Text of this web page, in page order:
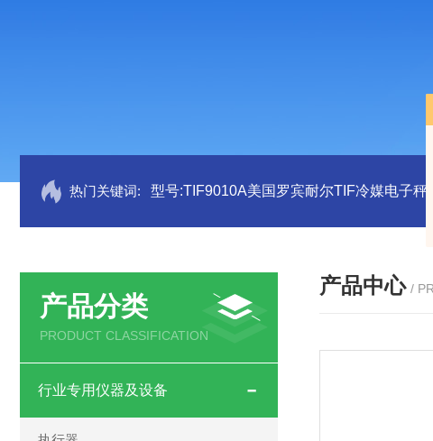
热门关键词: 型号:TIF9010A美国罗宾耐尔TIF冷媒电子秤/
产品分类
PRODUCT CLASSIFICATION
行业专用仪器及设备
产品中心 /